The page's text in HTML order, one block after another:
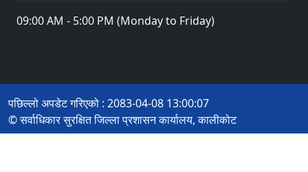
09:00 AM - 5:00 PM (Monday to Friday)
पछिल्लो अपडेट गरिएको : 2083-04-08 13:00:07
© सर्वाधिकार सुरक्षित जिल्ला प्रशासन कार्यालय, कालीकोट